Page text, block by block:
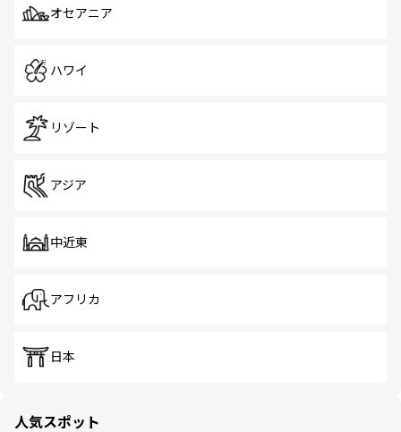
オセアニア
ハワイ
リゾート
アジア
中近東
アフリカ
日本
人気スポット